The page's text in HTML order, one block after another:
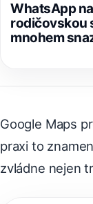
WhatsApp
rodičovskou
mnohem
Google Maps
praxi to
zvládne nejen